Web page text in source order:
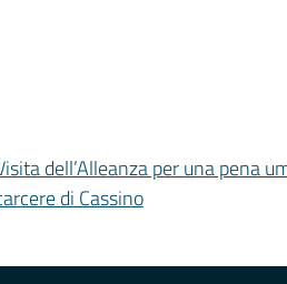
dell’Alleanza per una pena
di Cassino